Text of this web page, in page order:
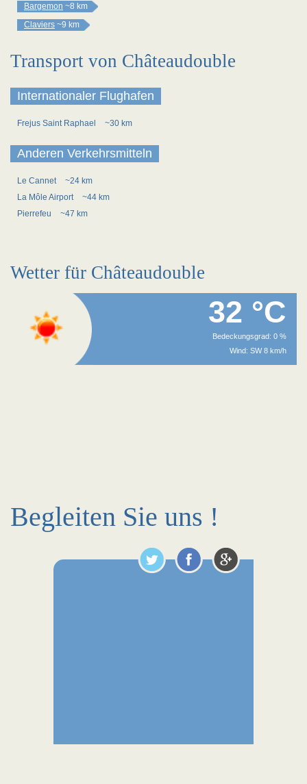
Bargemon ~8 km
Claviers ~9 km
Transport von Châteaudouble
Internationaler Flughafen
Frejus Saint Raphael ~30 km
Anderen Verkehrsmitteln
Le Cannet
~24 km
La Môle Airport
~44 km
Pierrefeu
~47 km
Wetter für Châteaudouble
32 °C
Bedeckungsgrad: 0 %
Wind: SW 8 km/h
Begleiten Sie uns !